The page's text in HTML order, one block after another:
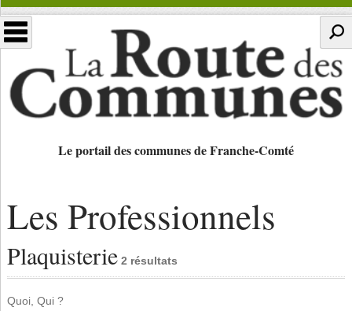
Le portail des communes de Franche-Comté
Les Professionnels
Plaquisterie 2 résultats
Quoi, Qui ?